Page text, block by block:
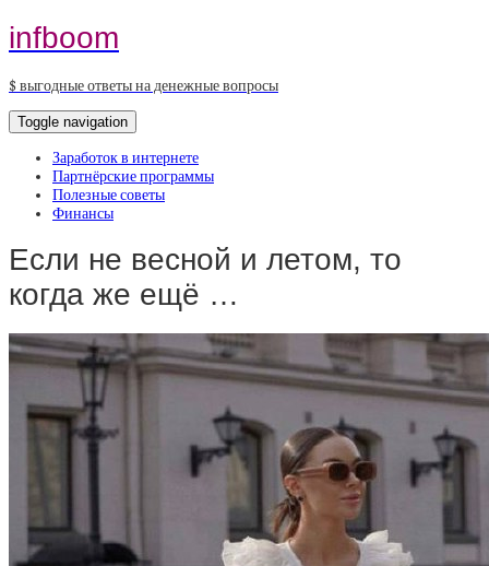
infboom
$ выгодные ответы на денежные вопросы
Toggle navigation
Заработок в интернете
Партнёрские программы
Полезные советы
Финансы
Если не весной и летом, то
когда же ещё …